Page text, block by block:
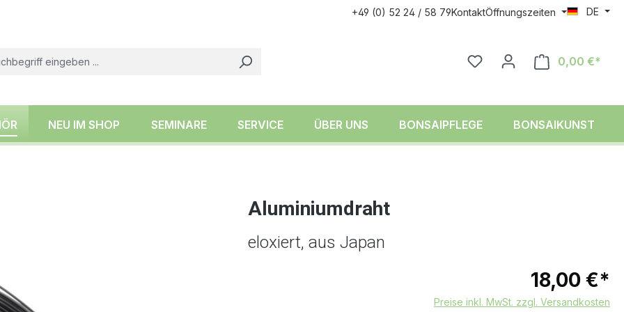
+49 (0) 52 24 / 58 79KontaktÖffnungszeiten DE
0,00 €*
NEU IM SHOP SEMINARE SERVICE ÜBER UNS BONSAIPFLEGE BONSAIKUNST
Aluminiumdraht
eloxiert, aus Japan
18,00 €*
Preise inkl. MwSt. zzgl. Versandkosten